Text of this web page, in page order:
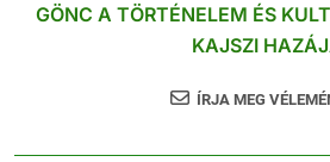
GÖNC A TÖRTÉNELEM ÉS
KAJSZI
ÍRJA MEG